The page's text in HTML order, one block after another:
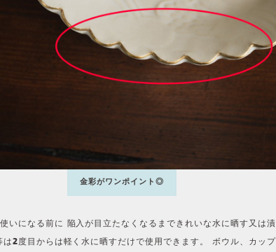
金彩がワンポイント◎
いになる前に 陥入が目立たなくなるまできれいな水に晒す又は漬
は2度目からは軽く水に晒すだけで使用できます。 ボウル、カップ